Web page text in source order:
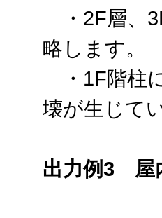
・2F層、
略します。
・1F階柱
壊が生じて
出力例3 屋